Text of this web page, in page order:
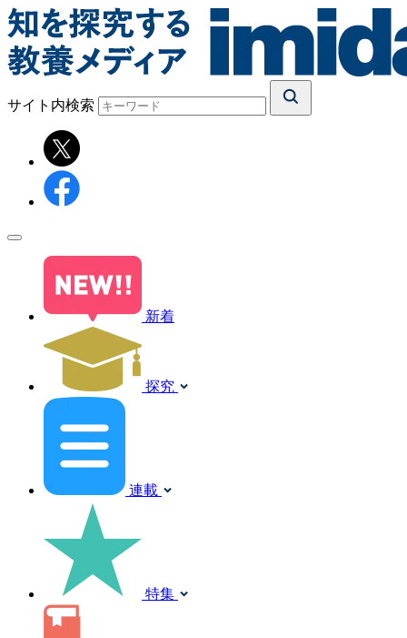
サイト内検索
新着
探究
連載
特集